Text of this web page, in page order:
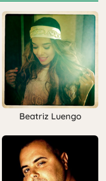
Beatriz Luengo